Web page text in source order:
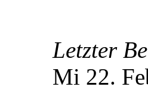
Letzter
Mi 22.